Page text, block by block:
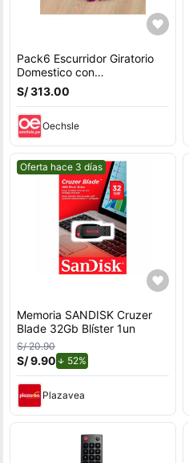
Pack6 Escurridor Giratorio
Domestico con
Autoexprimidor Y+Regalo
Sticker
S/ 313.00
Oechsle
Mejor precio.
Oferta hace 3 días
Memoria SANDISK Cruzer
Blade 32Gb Blíster 1un
S/ 20.90
S/ 9.90 52%
Plazavea